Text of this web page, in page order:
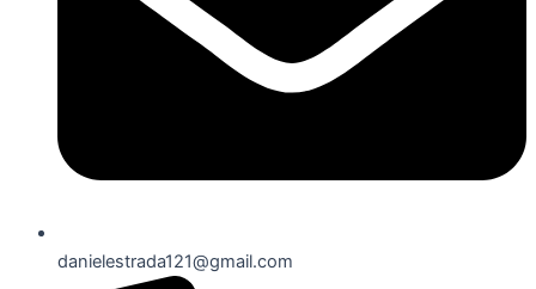
danielestrada121@gmail.com